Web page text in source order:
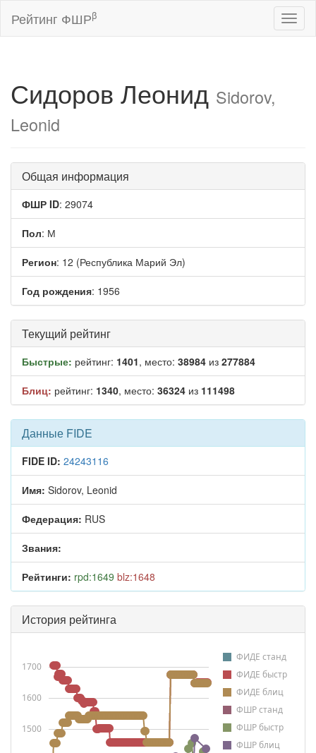
Рейтинг ФШРβ
Сидоров Леонид Sidorov,
Leonid
Общая информация
ФШР ID: 29074
Пол: М
Регион: 12 (Республика Марий Эл)
Год рождения: 1956
Текущий рейтинг
Быстрые: рейтинг: 1401, место: 38984 из 277884
Блиц: рейтинг: 1340, место: 36324 из 111498
Данные FIDE
FIDE ID: 24243116
Имя: Sidorov, Leonid
Федерация: RUS
Звания:
Рейтинги: rpd:1649 blz:1648
История рейтинга
ФИДЕ станд
ФИДЕ быстр
ФИДЕ блиц
ФШР станд
ФШР быстр
ФШР блиц
1500
1600
1700